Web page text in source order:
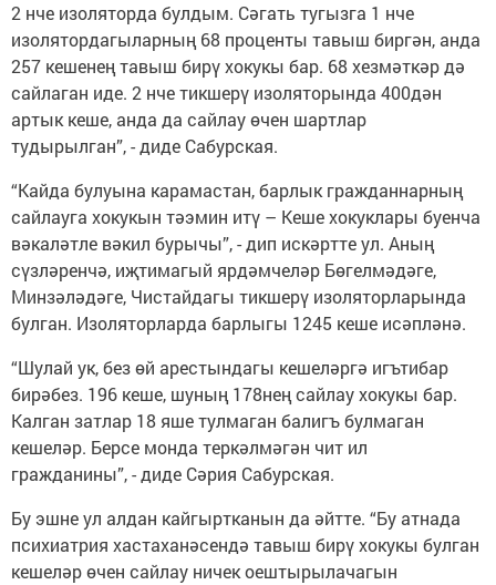
2 нче изоляторда булдым. Сәгать тугызга 1 нче
изолятордагыларның 68 проценты тавыш биргән, анда
257 кешенең тавыш бирү хокукы бар. 68 хезмәткәр дә
сайлаган иде. 2 нче тикшерү изоляторында 400дән
артык кеше, анда да сайлау өчен шартлар
тудырылган”, - диде Сабурская.
“Кайда булуына карамастан, барлык гражданнарның
сайлауга хокукын тәэмин итү – Кеше хокуклары буенча
вәкаләтле вәкил бурычы”, - дип искәртте ул. Аның
сүзләренчә, иҗтимагый ярдәмчеләр Бөгелмәдәге,
Минзәләдәге, Чистайдагы тикшерү изоляторларында
булган. Изоляторларда барлыгы 1245 кеше исәпләнә.
“Шулай ук, без өй арестындагы кешеләргә игътибар
бирәбез. 196 кеше, шуның 178нең сайлау хокукы бар.
Калган затлар 18 яше тулмаган балигъ булмаган
кешеләр. Берсе монда теркәлмәгән чит ил
гражданины”, - диде Сәрия Сабурская.
Бу эшне ул алдан кайгыртканын да әйтте. “Бу атнада
психиатрия хастаханәсендә тавыш бирү хокукы булган
кешеләр өчен сайлау ничек оештырылачагын